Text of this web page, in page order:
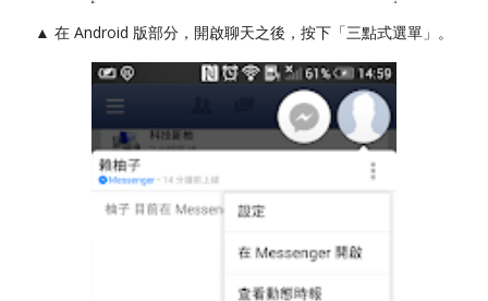
▲ 在 Android 版部分，開啟聊天之後，按下「三點式選單」。